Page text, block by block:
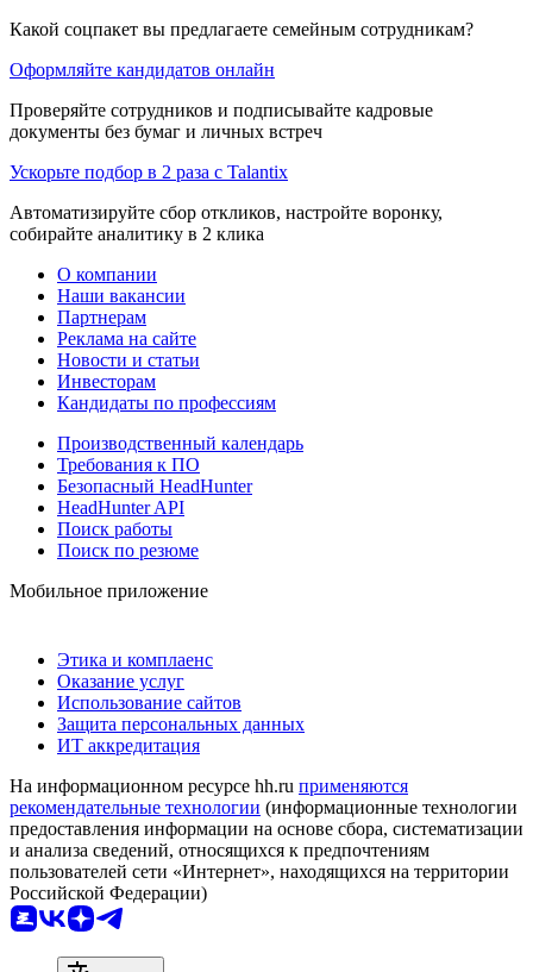
Какой соцпакет вы предлагаете семейным сотрудникам?
Оформляйте кандидатов онлайн
Проверяйте сотрудников и подписывайте кадровые
документы без бумаг и личных встреч
Ускорьте подбор в 2 раза с Talantix
Автоматизируйте сбор откликов, настройте воронку,
собирайте аналитику в 2 клика
О компании
Наши вакансии
Партнерам
Реклама на сайте
Новости и статьи
Инвесторам
Кандидаты по профессиям
Производственный календарь
Требования к ПО
Безопасный HeadHunter
HeadHunter API
Поиск работы
Поиск по резюме
Мобильное приложение
Этика и комплаенс
Оказание услуг
Использование сайтов
Защита персональных данных
ИТ аккредитация
На информационном ресурсе hh.ru применяются
рекомендательные технологии (информационные технологии
предоставления информации на основе сбора, систематизации
и анализа сведений, относящихся к предпочтениям
пользователей сети «Интернет», находящихся на территории
Российской Федерации)